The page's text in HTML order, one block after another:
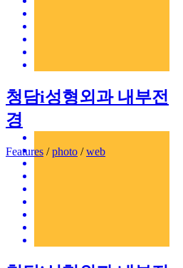
청담i성형외과 내부전
경
Features /photo /web